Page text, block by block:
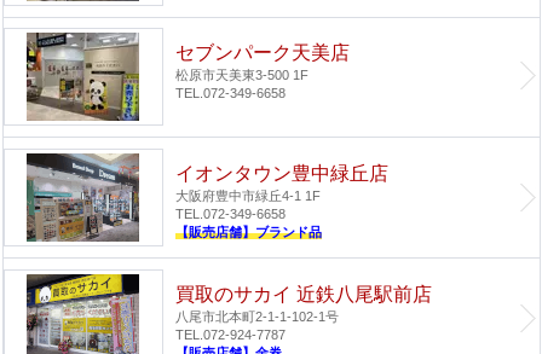
セブンパーク天美店
松原市天美東3-500 1F
TEL.072-349-6658
イオンタウン豊中緑丘店
大阪府豊中市緑丘4-1 1F
TEL.072-349-6658
【販売店舗】ブランド品
買取のサカイ 近鉄八尾駅前店
八尾市北本町2-1-1-102-1号
TEL.072-924-7787